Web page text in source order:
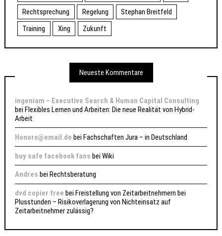
Rechtsprechung
Regelung
Stephan Breitfeld
Training
Xing Zukunft
Neueste Kommentare
ingeniam – Executive Search & Human Capital Consulting
beiFlexibles Lernen und Arbeiten: Die neue Realität von Hybrid-
Arbeit
Honoro@email.de beiFachschaften Jura – in Deutschland
buy safe facebook fans beiWiki
Andres beiRechtsberatung
dvd copier free beiFreistellung von Zeitarbeitnehmern bei
Plusstunden – Risikoverlagerung von Nichteinsatz auf
Zeitarbeitnehmer zulässig?